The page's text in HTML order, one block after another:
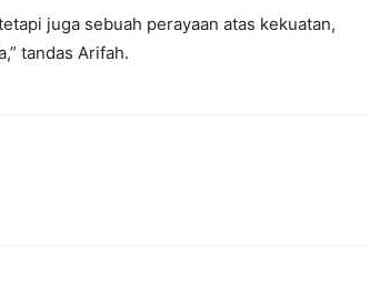
juga sebuah perayaan atas kekuatan,
tandas Arifah.